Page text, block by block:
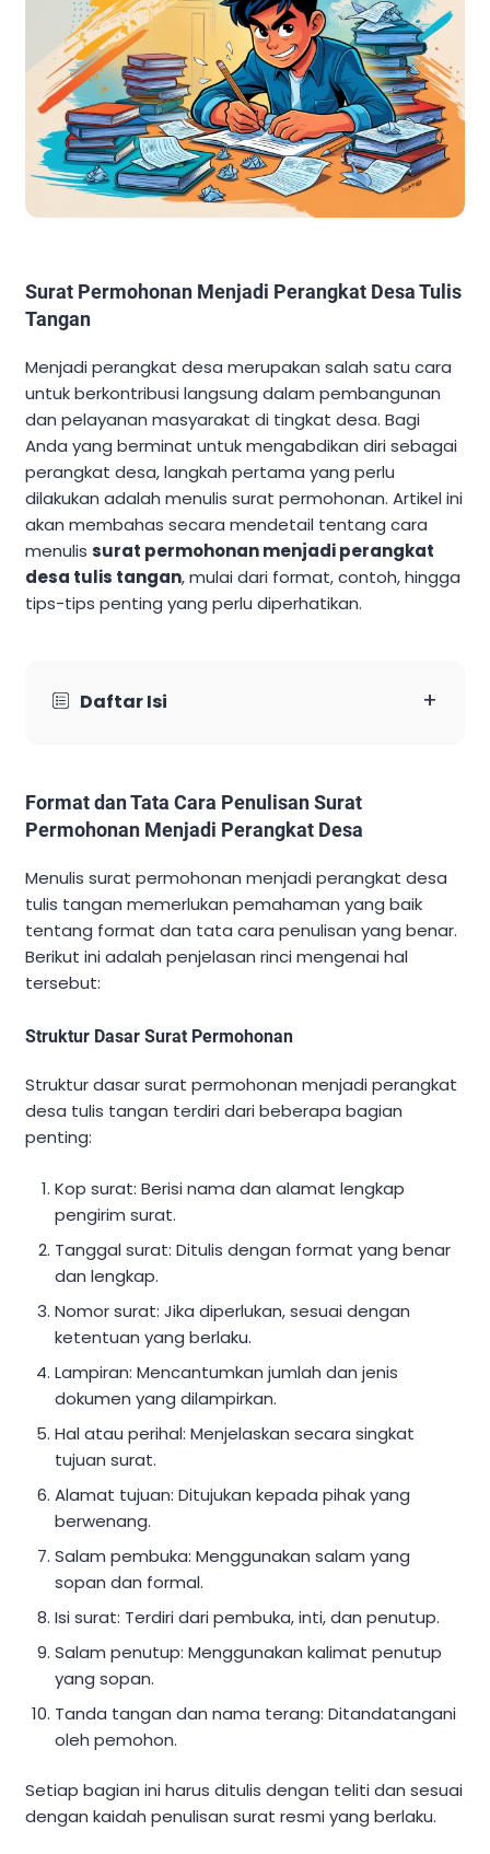
Surat Permohonan Menjadi Perangkat Desa Tulis
Tangan
Menjadi perangkat desa merupakan salah satu cara
untuk berkontribusi langsung dalam pembangunan
dan pelayanan masyarakat di tingkat desa. Bagi
Anda yang berminat untuk mengabdikan diri sebagai
perangkat desa, langkah pertama yang perlu
dilakukan adalah menulis surat permohonan. Artikel ini
akan membahas secara mendetail tentang cara
menulis surat permohonan menjadi perangkat
desa tulis tangan, mulai dari format, contoh, hingga
tips-tips penting yang perlu diperhatikan.
Daftar Isi +
Format dan Tata Cara Penulisan Surat
Permohonan Menjadi Perangkat Desa
Menulis surat permohonan menjadi perangkat desa
tulis tangan memerlukan pemahaman yang baik
tentang format dan tata cara penulisan yang benar.
Berikut ini adalah penjelasan rinci mengenai hal
tersebut:
Struktur Dasar Surat Permohonan
Struktur dasar surat permohonan menjadi perangkat
desa tulis tangan terdiri dari beberapa bagian
penting:
Kop surat: Berisi nama dan alamat lengkap
pengirim surat.
Tanggal surat: Ditulis dengan format yang benar
dan lengkap.
Nomor surat: Jika diperlukan, sesuai dengan
ketentuan yang berlaku.
Lampiran: Mencantumkan jumlah dan jenis
dokumen yang dilampirkan.
Hal atau perihal: Menjelaskan secara singkat
tujuan surat.
Alamat tujuan: Ditujukan kepada pihak yang
berwenang.
Salam pembuka: Menggunakan salam yang
sopan dan formal.
Isi surat: Terdiri dari pembuka, inti, dan penutup.
Salam penutup: Menggunakan kalimat penutup
yang sopan.
Tanda tangan dan nama terang: Ditandatangani
oleh pemohon.
Setiap bagian ini harus ditulis dengan teliti dan sesuai
dengan kaidah penulisan surat resmi yang berlaku.